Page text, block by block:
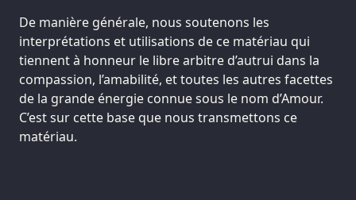
De manière générale, nous soutenons les
interprétations et utilisations de ce matériau qui
tiennent à honneur le libre arbitre d’autrui dans la
compassion, l’amabilité, et toutes les autres facettes
de la grande énergie connue sous le nom d’Amour.
C’est sur cette base que nous transmettons ce
matériau.